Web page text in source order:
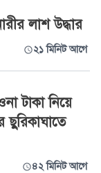
লাশ উদ্ধার
২১ মিনিট আগে
টাকা নিয়ে
ছুরিকাঘাতে
৪২ মিনিট আগে